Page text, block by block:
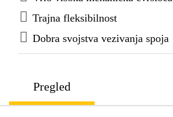
Trajna fleksibilnost
Dobra svojstva vezivanja spoja
Pregled